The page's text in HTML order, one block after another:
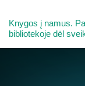
Knygos į namus.
bibliotekoje dėl